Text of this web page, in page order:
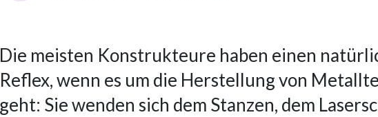
Die meisten Konstrukteure haben einen
Reflex, wenn es um die Herstellung von
geht: Sie wenden sich dem Stanzen, dem